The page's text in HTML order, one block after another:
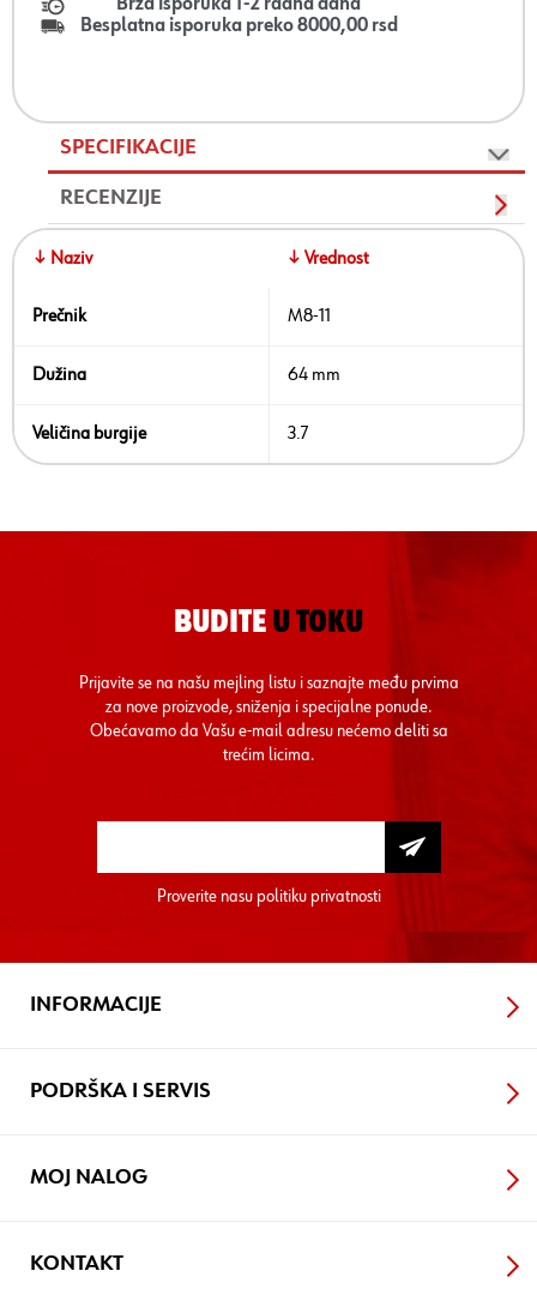
Brza isporuka 1-2 radna dana
Besplatna isporuka preko 8000,00 rsd
SPECIFIKACIJE
RECENZIJE
↓ Naziv ↓ Vrednost
Prečnik M8-11
Dužina 64 mm
Veličina burgije 3.7
BUDITE U TOKU
Prijavite se na našu mejling listu i saznajte među prvima
za nove proizvode, sniženja i specijalne ponude.
Obećavamo da Vašu e-mail adresu nećemo deliti sa
trećim licima.
Proverite nasu politiku privatnosti
INFORMACIJE
PODRŠKA I SERVIS
MOJ NALOG
KONTAKT